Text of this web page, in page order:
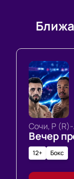
Сочи, Р
Вечер
12+ Бокс